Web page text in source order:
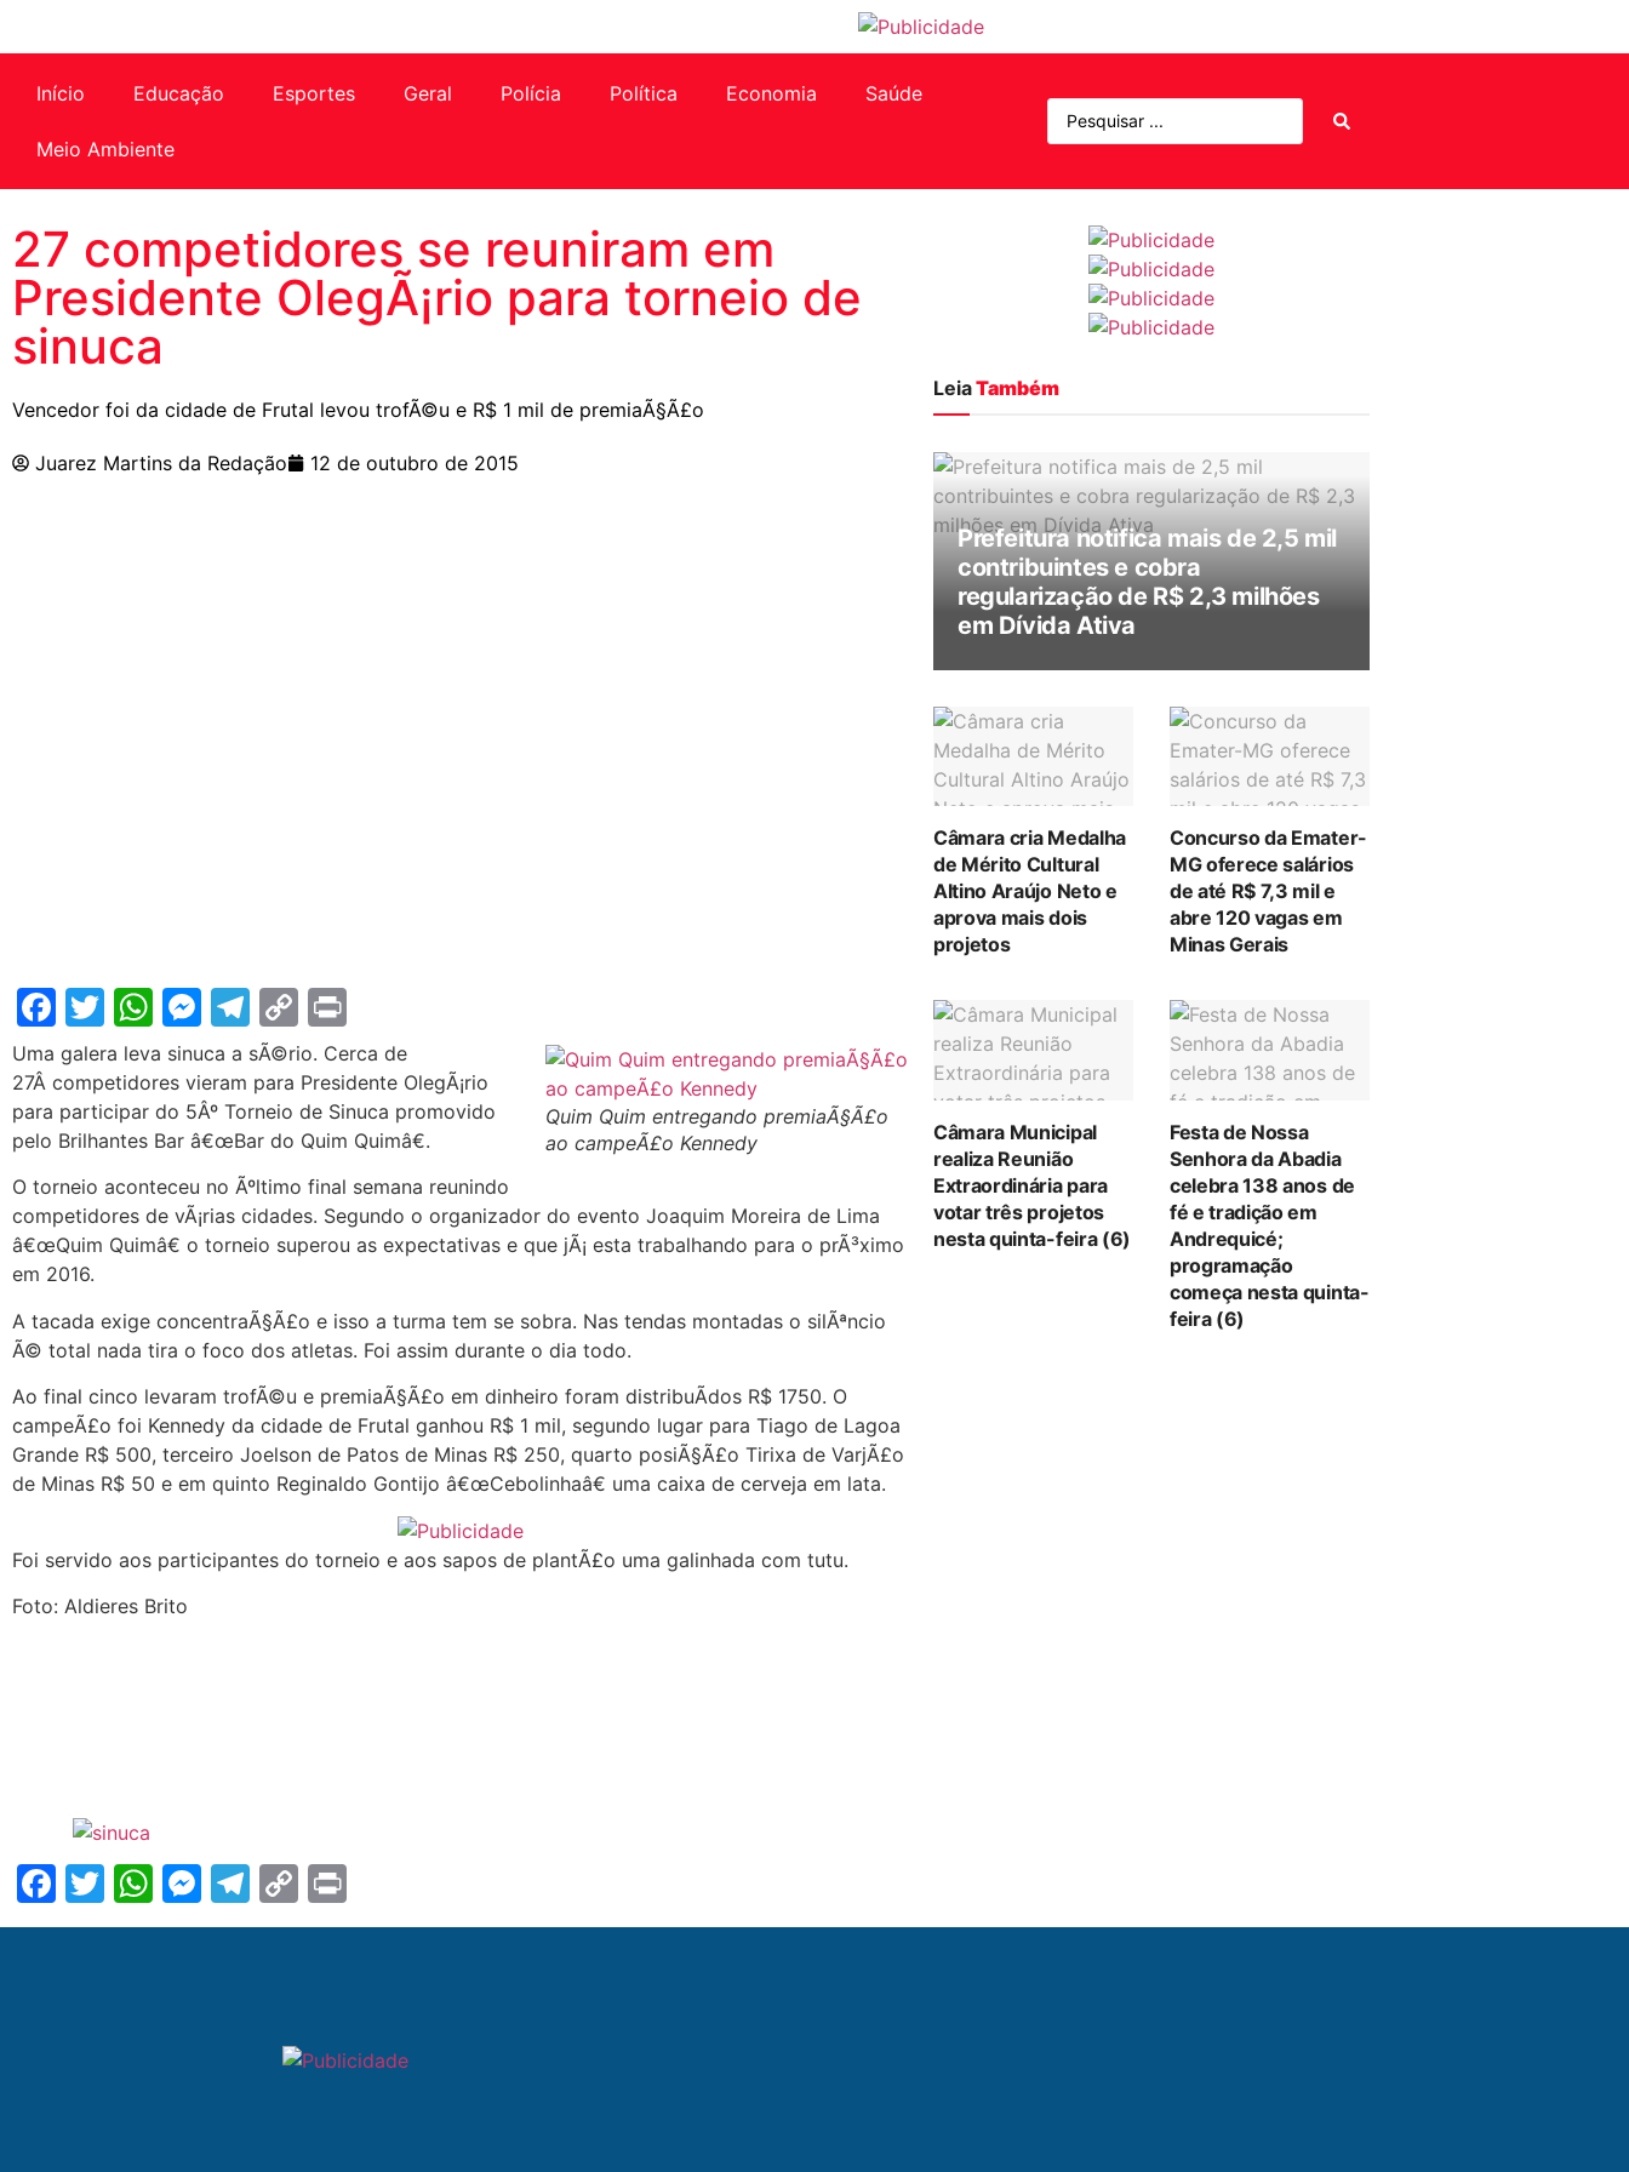
Início Educação Esportes Geral Polícia Política Economia Saúde
Meio Ambiente
27 competidores se reuniram em
Presidente OlegÃ¡rio para torneio de
sinuca
Vencedor foi da cidade de Frutal levou trofÃ©u e R$ 1 mil de premiaÃ§Ã£o
Juarez Martins da Redação 12 de outubro de 2015
Facebook
Twitter
WhatsApp
Messenger
Telegram
Copy
Link
Quim Quim entregando premiaÃ§Ã£o
ao campeÃ£o Kennedy
Uma galera leva sinuca a sÃ©rio. Cerca de
27Â competidores vieram para Presidente OlegÃ¡rio
para participar do 5Âº Torneio de Sinuca promovido
pelo Brilhantes Bar â€œBar do Quim Quimâ€.
O torneio aconteceu no Ãºltimo final semana reunindo
competidores de vÃ¡rias cidades. Segundo o organizador do evento Joaquim Moreira de Lima
â€œQuim Quimâ€ o torneio superou as expectativas e que jÃ¡ esta trabalhando para o prÃ³ximo
em 2016.
A tacada exige concentraÃ§Ã£o e isso a turma tem se sobra. Nas tendas montadas o silÃªncio
Ã© total nada tira o foco dos atletas. Foi assim durante o dia todo.
Ao final cinco levaram trofÃ©u e premiaÃ§Ã£o em dinheiro foram distribuÃ­dos R$ 1750. O
campeÃ£o foi Kennedy da cidade de Frutal ganhou R$ 1 mil, segundo lugar para Tiago de Lagoa
Grande R$ 500, terceiro Joelson de Patos de Minas R$ 250, quarto posiÃ§Ã£o Tirixa de VarjÃ£o
de Minas R$ 50 e em quinto Reginaldo Gontijo â€œCebolinhaâ€ uma caixa de cerveja em lata.
Foi servido aos participantes do torneio e aos sapos de plantÃ£o uma galinhada com tutu.
Foto: Aldieres Brito
Facebook
Twitter
WhatsApp
Messenger
Telegram
Copy
Link
LeiaTambém
Prefeitura notifica mais de 2,5 mil
contribuintes e cobra
regularização de R$ 2,3 milhões
em Dívida Ativa
Câmara cria Medalha
de Mérito Cultural
Altino Araújo Neto e
aprova mais dois
projetos
Concurso da Emater-
MG oferece salários
de até R$ 7,3 mil e
abre 120 vagas em
Minas Gerais
Câmara Municipal
realiza Reunião
Extraordinária para
votar três projetos
nesta quinta-feira (6)
Festa de Nossa
Senhora da Abadia
celebra 138 anos de
fé e tradição em
Andrequicé;
programação
começa nesta quinta-
feira (6)